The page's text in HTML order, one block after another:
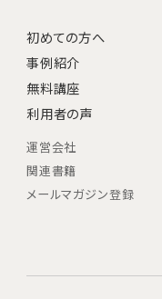
初めての方へ
事例紹介
無料講座
利用者の声
運営会社
関連書籍
メールマガジン登録